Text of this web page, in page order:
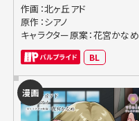
作画：北ヶ丘アド
原作：シアノ
キャラクター原案：花宮かなめ
BL
漫画